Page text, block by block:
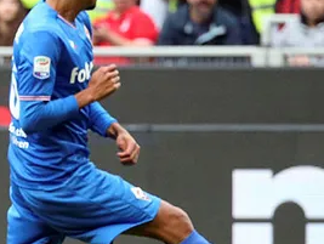
ilgili bilgi almak için lütfentıklayınız.